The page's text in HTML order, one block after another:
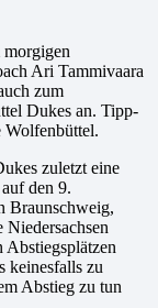
Ari Tammivaara
zum
Dukes an. Tipp-
zuletzt eine
den 9.
Braunschweig,
keinesfalls zu
Abstieg zu tun